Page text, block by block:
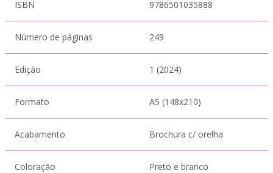
ISBN 9786501035888
Número de páginas 249
Edição 1 (2024)
Formato A5 (148x210)
Acabamento Brochura c/ orelha
Coloração Preto e branco